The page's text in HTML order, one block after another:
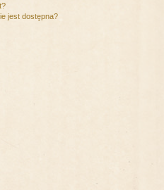
jest dostępna?